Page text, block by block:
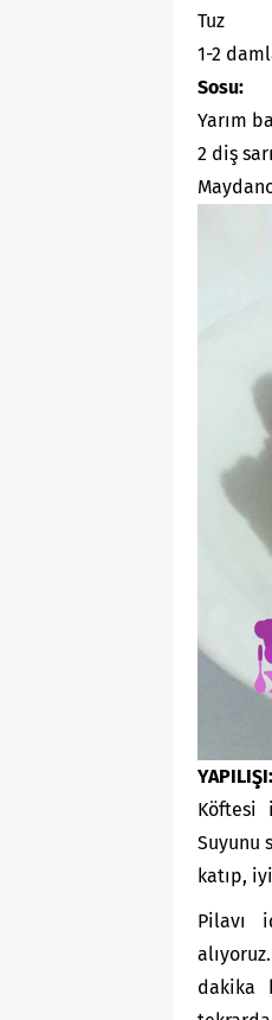
Tuz
1-2
Sosu:
Yarım
2 diş
YAPILIŞI:
Köftesi
Suyunu
katıp,
Pilavı
dakika